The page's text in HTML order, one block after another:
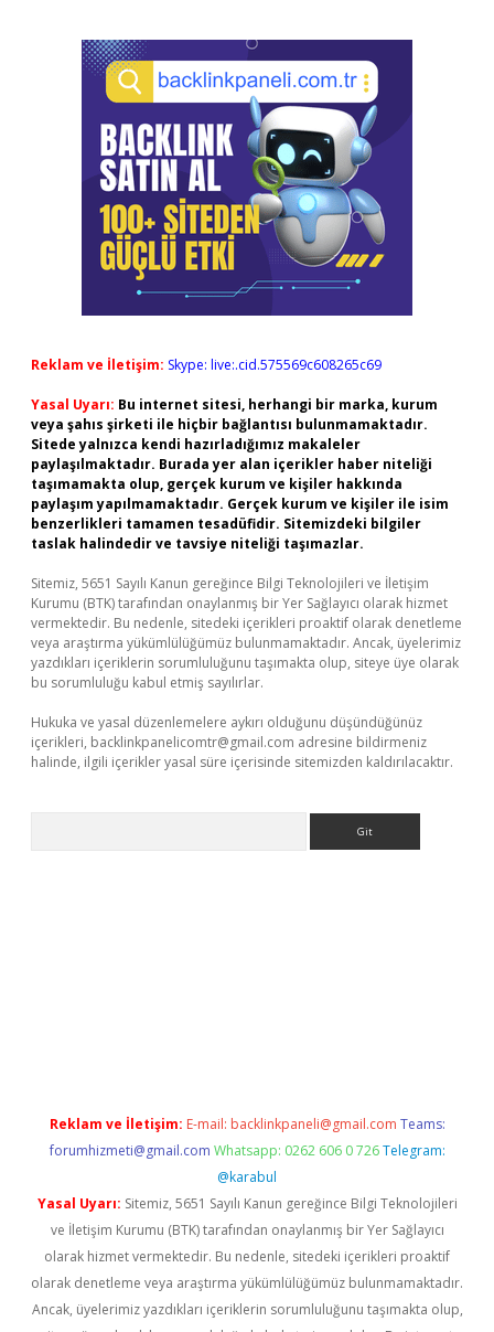
Reklam ve İletişim: Skype: live:.cid.575569c608265c69
Yasal Uyarı: Bu internet sitesi, herhangi bir marka, kurum
veya şahıs şirketi ile hiçbir bağlantısı bulunmamaktadır.
Sitede yalnızca kendi hazırladığımız makaleler
paylaşılmaktadır. Burada yer alan içerikler haber niteliği
taşımamakta olup, gerçek kurum ve kişiler hakkında
paylaşım yapılmamaktadır. Gerçek kurum ve kişiler ile isim
benzerlikleri tamamen tesadüfidir. Sitemizdeki bilgiler
taslak halindedir ve tavsiye niteliği taşımazlar.
Sitemiz, 5651 Sayılı Kanun gereğince Bilgi Teknolojileri ve İletişim
Kurumu (BTK) tarafından onaylanmış bir Yer Sağlayıcı olarak hizmet
vermektedir. Bu nedenle, sitedeki içerikleri proaktif olarak denetleme
veya araştırma yükümlülüğümüz bulunmamaktadır. Ancak, üyelerimiz
yazdıkları içeriklerin sorumluluğunu taşımakta olup, siteye üye olarak
bu sorumluluğu kabul etmiş sayılırlar.
Hukuka ve yasal düzenlemelere aykırı olduğunu düşündüğünüz
içerikleri, backlinkpanelicomtr@gmail.com adresine bildirmeniz
halinde, ilgili içerikler yasal süre içerisinde sitemizden kaldırılacaktır.
Reklam ve İletişim: E-mail: backlinkpaneli@gmail.com Teams:
forumhizmeti@gmail.com Whatsapp: 0262 606 0 726 Telegram:
@karabul
Yasal Uyarı: Sitemiz, 5651 Sayılı Kanun gereğince Bilgi Teknolojileri
ve İletişim Kurumu (BTK) tarafından onaylanmış bir Yer Sağlayıcı
olarak hizmet vermektedir. Bu nedenle, sitedeki içerikleri proaktif
olarak denetleme veya araştırma yükümlülüğümüz bulunmamaktadır.
Ancak, üyelerimiz yazdıkları içeriklerin sorumluluğunu taşımakta olup,